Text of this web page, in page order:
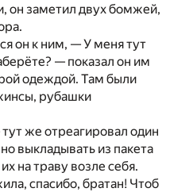
он заметил двух бомжей,
он к ним, — У меня тут
— показал он им
одеждой. Там были
рубашки
же отреагировал один
выкладывать из пакета
на траву возле себя.
спасибо, братан! Чтоб